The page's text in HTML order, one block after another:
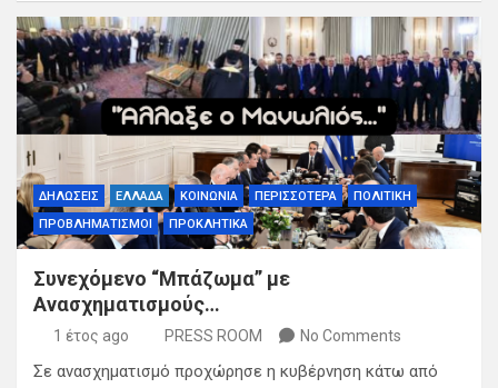
ΔΗΛΩΣΕΙΣ ΕΛΛΑΔΑ ΚΟΙΝΩΝΙΑ ΠΕΡΙΣΣΟΤΕΡΑ
ΠΟΛΙΤΙΚΗ
ΠΡΟΒΛΗΜΑΤΙΣΜΟΙ
ΠΡΟΚΛΗΤΙΚΑ
Συνεχόμενο “Μπάζωμα” με
Ανασχηματισμούς…
1 έτος ago PRESS ROOM No Comments
Σε ανασχηματισμό προχώρησε η κυβέρνηση κάτω από